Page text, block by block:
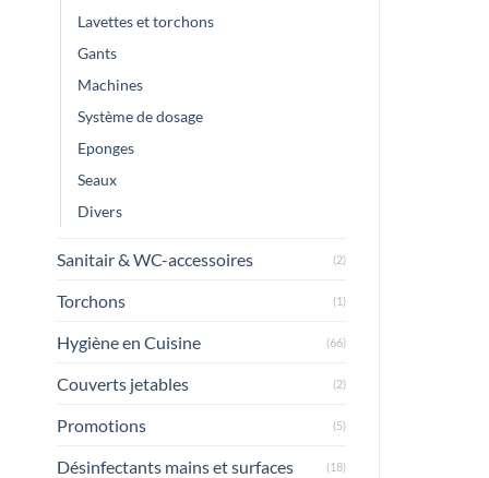
Lavettes et torchons
Gants
Machines
Système de dosage
Eponges
Seaux
Divers
Sanitair & WC-accessoires (2)
Torchons (1)
Hygiène en Cuisine (66)
Couverts jetables (2)
Promotions (5)
Désinfectants mains et surfaces (18)